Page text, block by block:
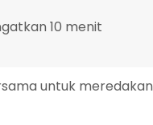
10 menit
untuk meredakan